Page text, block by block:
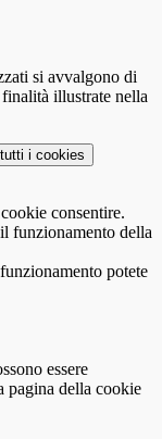
si avvalgono di
illustrate nella
i cookies
consentire.
funzionamento della
potete
essere
pagina della cookie